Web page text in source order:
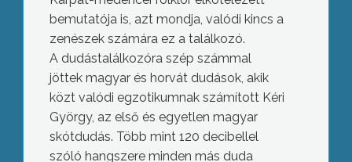
bemutatója is, azt mondja, valódi kincs a
zenészek számára ez a találkozó.
A dudástalálkozóra szép számmal
jöttek magyar és horvát dudások, akik
közt valódi egzotikumnak számított Kéri
György, az első és egyetlen magyar
skótdudás. Több mint 120 decibellel
szóló hangszere minden más duda